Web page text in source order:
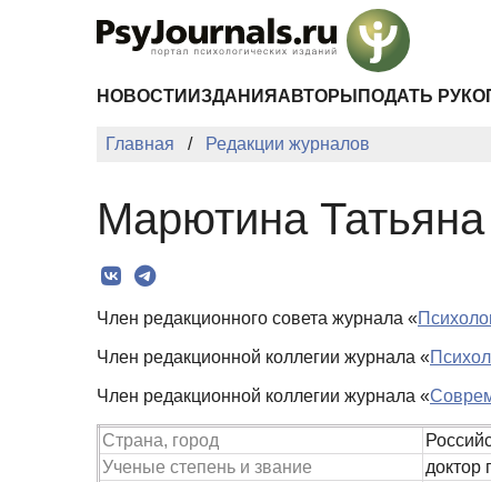
НОВОСТИ ИЗДАНИЯ АВТОРЫ ПОДАТЬ
Главная Редакции журналов
Марютина
Член редакционного совета журнала «
Член редакционной коллегии журнала «
Член редакционной коллегии журнала «
Страна, город
Ученые степень и звание
доктор